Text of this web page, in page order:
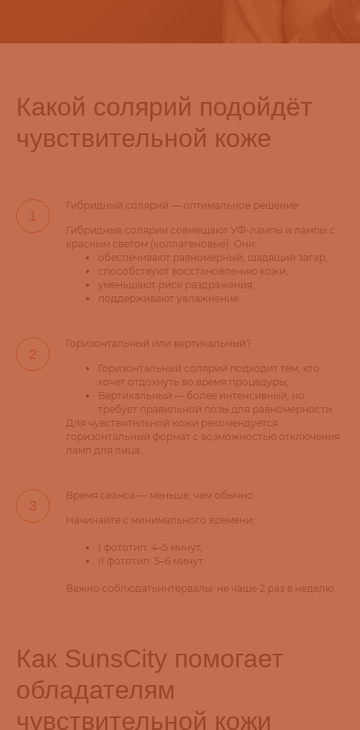
Какой солярий подойдёт
чувствительной коже
Гибридный солярий — оптимальное решение
Гибридные солярии совмещают УФ-лампы и лампы с
красным светом (коллагеновые). Они:
обеспечивают равномерный, щадящий загар,
способствуют восстановлению кожи,
уменьшают риск раздражения,
поддерживают увлажнение.
Горизонтальный или вертикальный?
Горизонтальный солярий подходит тем, кто
хочет отдохнуть во время процедуры;
Вертикальный — более интенсивный, но
требует правильной позы для равномерности.
Для чувствительной кожи рекомендуется
горизонтальный формат с возможностью отключения
ламп для лица.
Время сеанса — меньше, чем обычно
Начинайте с минимального времени:
I фототип: 4–5 минут,
II фототип: 5–6 минут.
Важно соблюдатьинтервалы: не чаще 2 раз в неделю.
Как SunsCity помогает
обладателям
чувствительной кожи